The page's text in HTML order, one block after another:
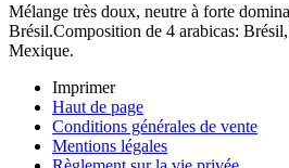
Mélange très doux, neutre à forte
Brésil.Composition de 4 arabicas:
Mexique.
Imprimer
Haut de page
Conditions générales de vente
Mentions légales